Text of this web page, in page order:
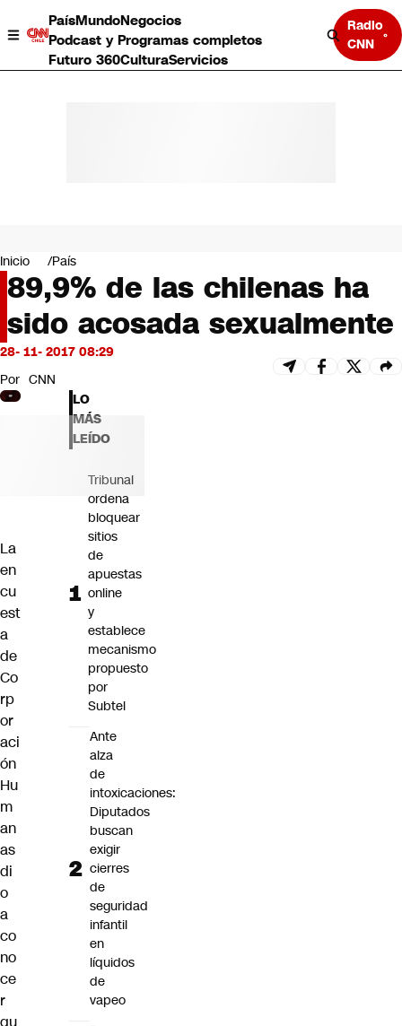
PaísMundoNegocios
Podcast y Programas completos
Futuro 360CulturaServicios
Radio
CNN
Negocios
Deportes
Programas completos
Cultura
Servicios
Bits
CNN Data
CNN tiempo
Futuro 360
Inicio País
89,9% de las chilenas ha
sido acosada sexualmente
28- 11- 2017 08:29
Por CNN
La
en
cu
est
a
de
Co
rp
or
aci
ón
Hu
m
an
as
di
o
a
co
no
ce
r
qu
LO
MÁS
LEÍDO
Tribunal
ordena
bloquear
sitios
de
apuestas
online
y
establece
mecanismo
propuesto
por
Subtel
Ante
alza
de
intoxicaciones:
Diputados
buscan
exigir
cierres
de
seguridad
infantil
en
líquidos
de
vapeo